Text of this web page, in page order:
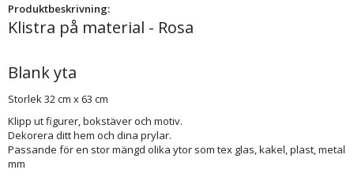
Produktbeskrivning:
Klistra på material - Rosa
Blank yta
Storlek 32 cm x 63 cm
Klipp ut figurer, bokstäver och motiv.
Dekorera ditt hem och dina prylar.
Passande för en stor mängd olika ytor som tex glas, kakel, plast, metal
mm